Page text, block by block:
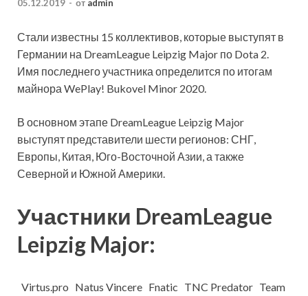
05.12.2019 - от admin
Стали известны 15 коллективов, которые выступят в
Германии на DreamLeague Leipzig Major по Dota 2.
Имя последнего участника определится по итогам
майнора WePlay! Bukovel Minor 2020.
В основном этапе DreamLeague Leipzig Major
выступят представители шести регионов: СНГ,
Европы, Китая, Юго-Восточной Азии, а также
Северной и Южной Америки.
Участники DreamLeague
Leipzig Major:
Virtus.pro Natus Vincere Fnatic TNC Predator Team